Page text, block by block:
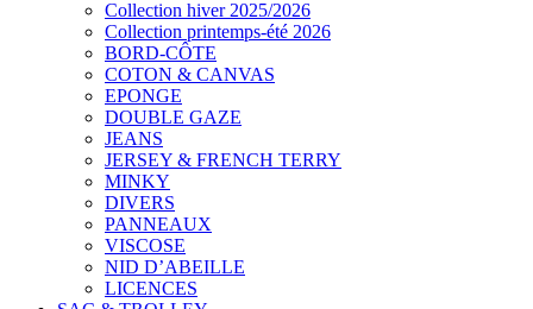
Collection hiver 2025/2026
Collection printemps-été 2026
BORD-CÔTE
COTON & CANVAS
EPONGE
DOUBLE GAZE
JEANS
JERSEY & FRENCH TERRY
MINKY
DIVERS
PANNEAUX
VISCOSE
NID D’ABEILLE
LICENCES